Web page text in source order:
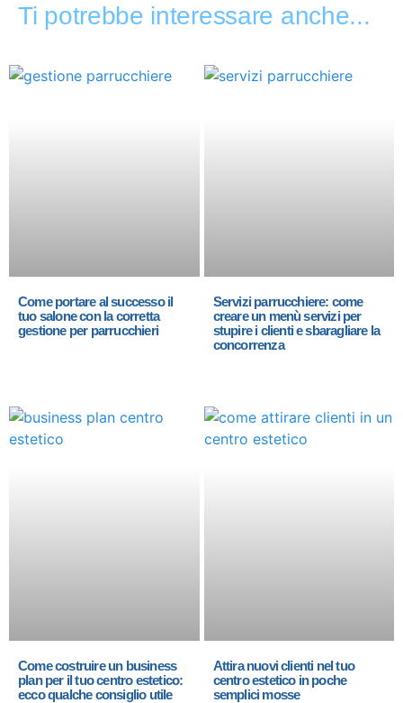
Ti potrebbe interessare anche...
Come portare al successo il
tuo salone con la corretta
gestione per parrucchieri
Servizi parrucchiere: come
creare un menù servizi per
stupire i clienti e sbaragliare la
concorrenza
Come costruire un business
plan per il tuo centro estetico:
ecco qualche consiglio utile
Attira nuovi clienti nel tuo
centro estetico in poche
semplici mosse